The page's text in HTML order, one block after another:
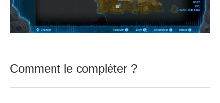
Comment le compléter ?